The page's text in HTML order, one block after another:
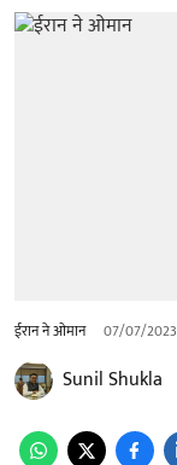
ईरान ने ओमान 07/07/2023
Sunil Shukla